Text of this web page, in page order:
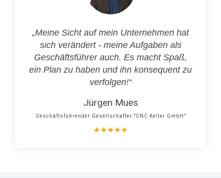
„Meine Sicht auf mein Unternehmen hat
sich verändert - meine Aufgaben als
Geschäftsführer auch. Es macht Spaß,
ein Plan zu haben und ihn konsequent zu
verfolgen!“
Jürgen Mues
Geschäftsführender Gesellschafter "CNC Keller GmbH"
★★★★★